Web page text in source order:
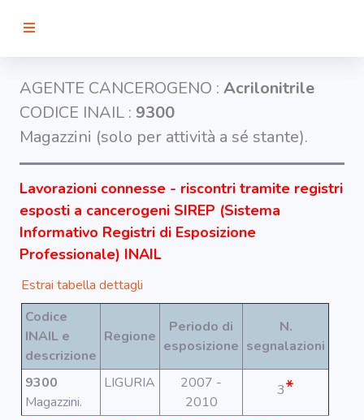
Agenti
Lavorazioni
Organi
bersaglio
Visualizza
Segnala dati
rilevati in
azienda
AGENTE CANCEROGENO : Acrilonitrile
CODICE INAIL : 9300
Magazzini (solo per attività a sé stante).
Lavorazioni connesse - riscontri tramite registri
esposti a cancerogeni SIREP (Sistema
Informativo Registri di Esposizione
Professionale) INAIL
Estrai tabella dettagli
Codice
INAIL e
descrizione
Regione
Periodo di
esposizione
N.
segnalazioni
9300
Magazzini.
LIGURIA
2007 -
2010
3*